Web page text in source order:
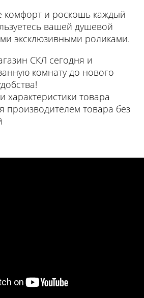
комфорт и роскошь каждый
вашей душевой
эксклюзивными роликами.
СКЛ сегодня и
комнату до нового
характеристики товара
производителем товара без